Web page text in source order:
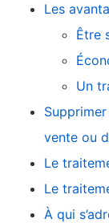
Les
Être
Un
vente ou
Le
Le
À qui